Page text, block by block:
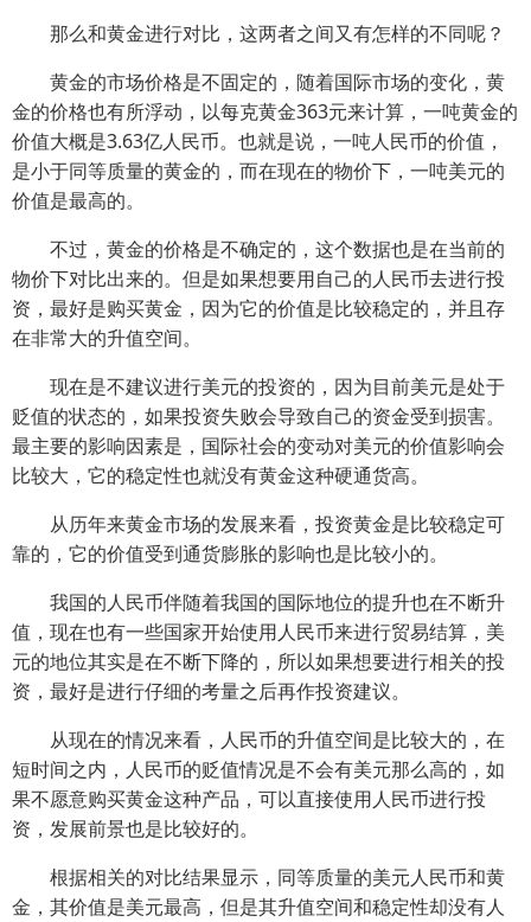
那么和黄金进行对比，这两者之间又有怎样的不同呢？
黄金的市场价格是不固定的，随着国际市场的变化，黄
金的价格也有所浮动，以每克黄金363元来计算，一吨黄金的
价值大概是3.63亿人民币。也就是说，一吨人民币的价值，
是小于同等质量的黄金的，而在现在的物价下，一吨美元的
价值是最高的。
不过，黄金的价格是不确定的，这个数据也是在当前的
物价下对比出来的。但是如果想要用自己的人民币去进行投
资，最好是购买黄金，因为它的价值是比较稳定的，并且存
在非常大的升值空间。
现在是不建议进行美元的投资的，因为目前美元是处于
贬值的状态的，如果投资失败会导致自己的资金受到损害。
最主要的影响因素是，国际社会的变动对美元的价值影响会
比较大，它的稳定性也就没有黄金这种硬通货高。
从历年来黄金市场的发展来看，投资黄金是比较稳定可
靠的，它的价值受到通货膨胀的影响也是比较小的。
我国的人民币伴随着我国的国际地位的提升也在不断升
值，现在也有一些国家开始使用人民币来进行贸易结算，美
元的地位其实是在不断下降的，所以如果想要进行相关的投
资，最好是进行仔细的考量之后再作投资建议。
从现在的情况来看，人民币的升值空间是比较大的，在
短时间之内，人民币的贬值情况是不会有美元那么高的，如
果不愿意购买黄金这种产品，可以直接使用人民币进行投
资，发展前景也是比较好的。
根据相关的对比结果显示，同等质量的美元人民币和黄
金，其价值是美元最高，但是其升值空间和稳定性却没有人